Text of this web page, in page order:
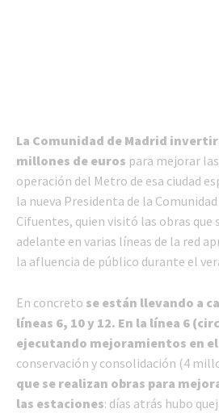
La Comunidad de Madrid
millones de euros para mejorar
operación del Metro de esa ciudad
la nueva Presidenta de la
Cifuentes, quien visitó las obras que
adelante en varias líneas de la red
la afluencia de público durante el
En concreto se están llevando a
líneas 6, 10 y 12. En la línea 6
ejecutando mejoramientos en
conservación y consolidación (4
que se realizan obras para
las estaciones: días atrás hubo